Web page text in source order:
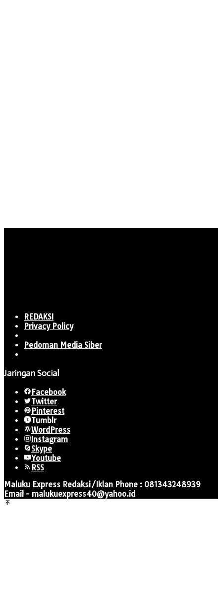
REDAKSI
Privacy Policy
Pedoman Media Siber
Jaringan Social
Facebook
Twitter
Pinterest
Tumblr
WordPress
Instagram
Skype
Youtube
RSS
Maluku Express Redaksi/Iklan Phone : 081343248939
Email - malukuexpress40@yahoo.id